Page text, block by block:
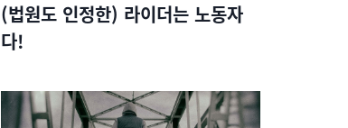
(법원도 인정한) 라이더는 노동자
다!